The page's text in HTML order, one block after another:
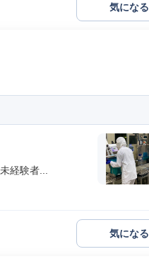
気になる
経験者...
気になる